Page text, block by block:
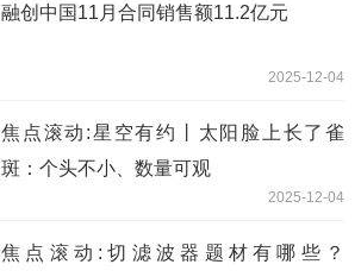
融创中国11月合同销售额11.2亿元
2025-12-04
焦点滚动:星空有约丨太阳脸上长了雀
斑：个头不小、数量可观
2025-12-04
焦点滚动:切滤波器题材有哪些？